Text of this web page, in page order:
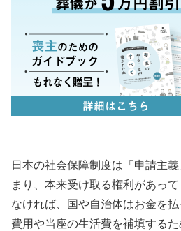
日本の社会保障制度は「申請主
まり、本来受け取る権利があっ
なければ、国や自治体はお金を
費用や当座の生活費を補填する